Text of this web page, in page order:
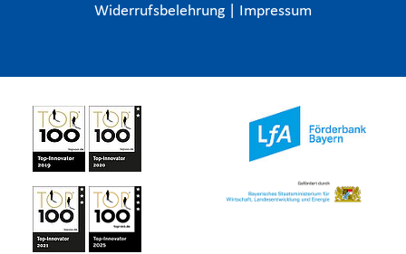
Widerrufsbelehrung
Impressum